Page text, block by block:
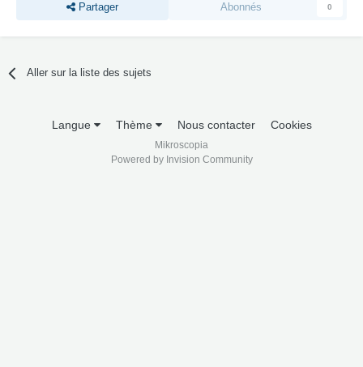
Partager Abonnés 0
Aller sur la liste des sujets
Langue Thème Nous contacter Cookies
Mikroscopia
Powered by Invision Community